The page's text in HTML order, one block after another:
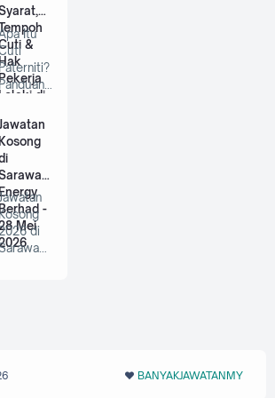
&
Hak
Pekerja
Lelaki di
Itu
Paterniti?
Panduan
Untuk
Bap…
Kosong
Energy
Berhad -
Mei
Kosong
di
❤️‬ BANYAKJAWATANMY